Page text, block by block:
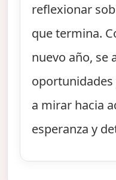
reflexionar
que termina.
nuevo año, se
a mirar hacia
esperanza y